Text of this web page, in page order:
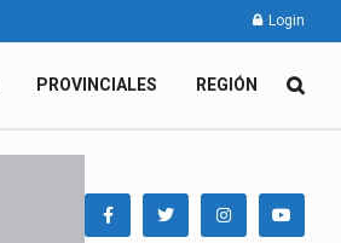
Login
PROVINCIALES REGIÓN